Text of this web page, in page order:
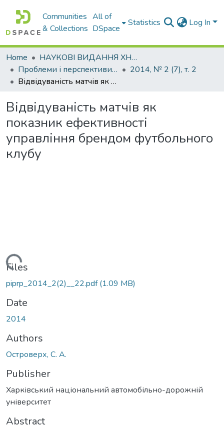
Communities
& Collections
All of
DSpace
Statistics Log In
Home
НАУКОВІ ВИДАННЯ ХНАДУ
Проблеми і перспективи розвитку підприємництва
2014, № 2 (7), т. 2
Відвідуваність матчів як показник ефективності управління брендом футбольного клубу
Відвідуваність матчів як
показник ефективності
управління брендом футбольного
клубу
Files
piprp_2014_2(2)__22.pdf(1.09 MB)
Date
2014
Authors
Островерх, С. А.
Publisher
Харківський національний автомобільно-дорожній
університет
Abstract